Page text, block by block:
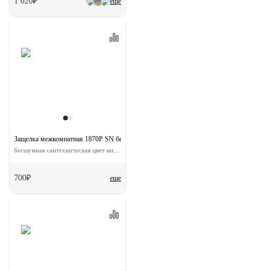
еще
Защелка межкомнатная 1870P SN без ответной планки
700₽